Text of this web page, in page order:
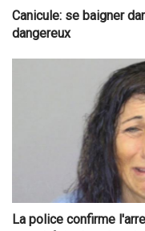
Canicule: se baigner
dangereux
La police confirme